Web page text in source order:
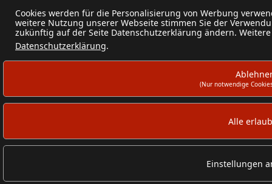
Cookies werden für die Personalisierung von Werbung
weitere Nutzung unserer Webseite stimmen Sie der
zukünftig auf der Seite Datenschutzerklärung ändern.
Datenschutzerklärung.
(Nur notwendige
Alle
Einstellungen